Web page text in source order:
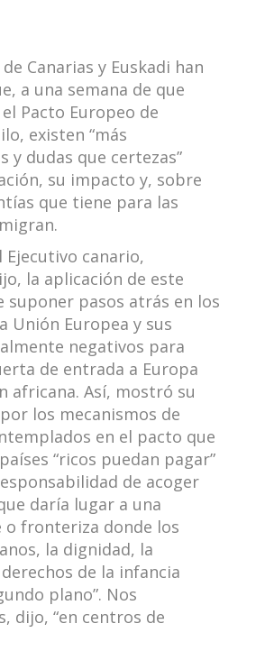
Canarias y Euskadi han
a una semana de que
Pacto Europeo de
existen “más
y dudas que certezas”
su impacto y, sobre
que tiene para las
Ejecutivo canario,
la aplicación de este
suponer pasos atrás en los
Unión Europea y sus
negativos para
de entrada a Europa
africana. Así, mostró su
los mecanismos de
en el pacto que
“ricos puedan pagar”
de acoger
daría lugar a una
o fronteriza donde los
la dignidad, la
de la infancia
plano”. Nos
dijo, “en centros de